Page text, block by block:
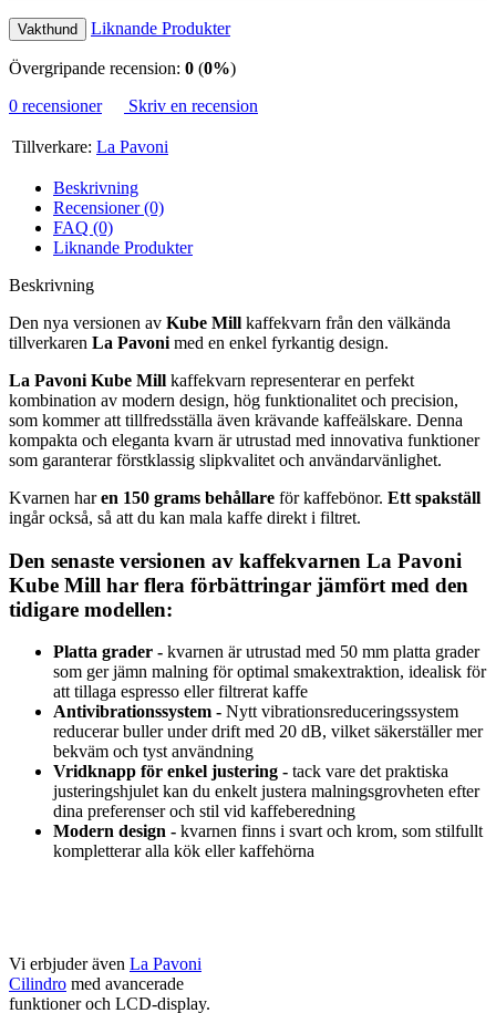
Vakthund Liknande Produkter
Övergripande recension: 0 (0%)
0 recensioner
Skriv en recension
Tillverkare: La Pavoni
Beskrivning
Recensioner (0)
FAQ (0)
Liknande Produkter
Beskrivning
Den nya versionen av Kube Mill kaffekvarn från den välkända
tillverkaren La Pavoni med en enkel fyrkantig design.
La Pavoni Kube Mill kaffekvarn representerar en perfekt
kombination av modern design, hög funktionalitet och precision,
som kommer att tillfredsställa även krävande kaffeälskare. Denna
kompakta och eleganta kvarn är utrustad med innovativa funktioner
som garanterar förstklassig slipkvalitet och användarvänlighet.
Kvarnen haren 150 grams behållare för kaffebönor. Ett spakställ
ingår också, så att du kan mala kaffe direkt i filtret.
Den senaste versionen av kaffekvarnen La Pavoni
Kube Mill har flera förbättringar jämfört med den
tidigare modellen:
Platta grader - kvarnen är utrustad med 50 mm platta grader
som ger jämn malning för optimal smakextraktion, idealisk för
att tillaga espresso eller filtrerat kaffe
Antivibrationssystem - Nytt vibrationsreduceringssystem
reducerar buller under drift med 20 dB, vilket säkerställer mer
bekväm och tyst användning
Vridknapp för enkel justering - tack vare det praktiska
justeringshjulet kan du enkelt justera malningsgrovheten efter
dina preferenser och stil vid kaffeberedning
Modern design - kvarnen finns i svart och krom, som stilfullt
kompletterar alla kök eller kaffehörna
Vi erbjuder även La Pavoni
Cilindro med avancerade
funktioner och LCD-display.